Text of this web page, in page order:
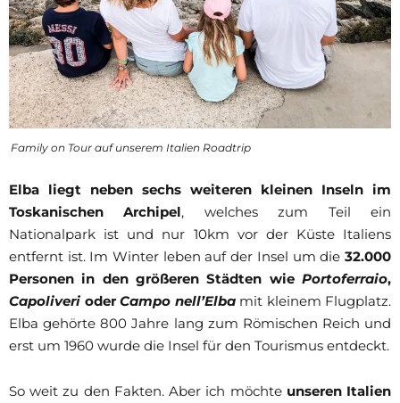
Family on Tour auf unserem Italien Roadtrip
Elba liegt neben sechs weiteren kleinen Inseln im
Toskanischen Archipel, welches zum Teil ein
Nationalpark ist und nur 10km vor der Küste Italiens
entfernt ist. Im Winter leben auf der Insel um die 32.000
Personen in den größeren Städten wie Portoferraio,
Capoliveri oder Campo nell’Elbamit kleinem Flugplatz.
Elba gehörte 800 Jahre lang zum Römischen Reich und
erst um 1960 wurde die Insel für den Tourismus entdeckt.
So weit zu den Fakten. Aber ich möchte unseren Italien